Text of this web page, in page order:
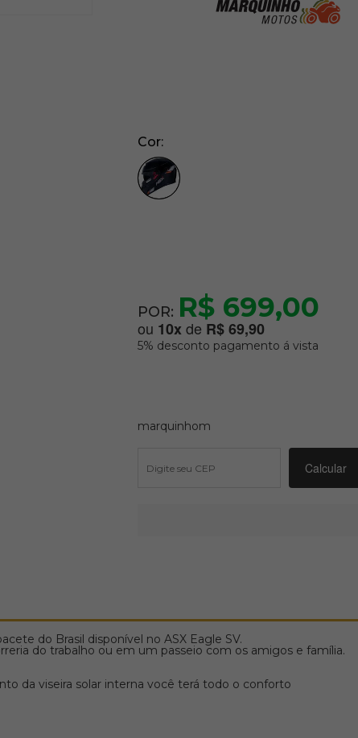
Cor
POR: R$ 699,00
ou 10xde R$ 69,90
5% desconto pagamento á vista
marquinhom
do Brasil disponível no ASX Eagle SV.
do trabalho ou em um passeio com os amigos e família.
da viseira solar interna você terá todo o conforto